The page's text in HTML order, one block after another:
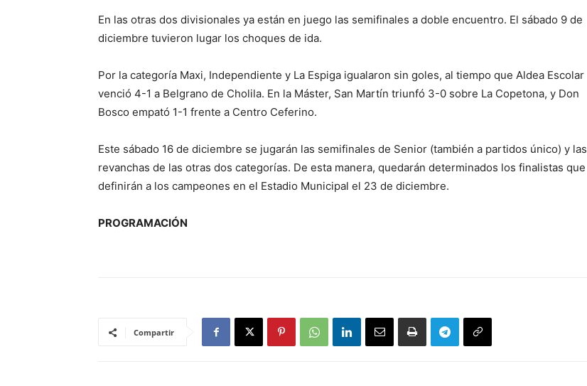
En las otras dos divisionales ya están en juego las semifinales a doble encuentro. El sábado 9 de
diciembre tuvieron lugar los choques de ida.
Por la categoría Maxi, Independiente y La Espiga igualaron sin goles, al tiempo que Aldea Escolar
venció 4-1 a Belgrano de Cholila. En la Máster, San Martín triunfó 3-0 sobre La Copetona, y Don
Bosco empató 1-1 frente a Centro Ceferino.
Este sábado 16 de diciembre se jugarán las semifinales de Senior (también a partidos único) y las
revanchas de las otras dos categorías. De esta manera, quedarán determinados los finalistas que
definirán a los campeones en el Estadio Municipal el 23 de diciembre.
PROGRAMACIÓN
Compartir